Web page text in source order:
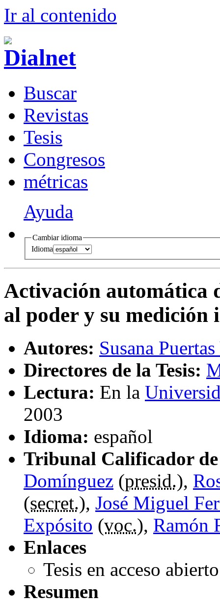
Ir al contenido
Buscar
Revistas
Tesis
Congresos
métricas
Ayuda
Cambiar idioma
Idioma
Activación automática
al poder y su
Autores: Susana
Directores de la Tesis:
Lectura: En la
2003
Idioma: español
Tribunal Calificador de
Domínguez (presid.),
(secret.), José Miguel
Expósito (voc.), Ramón
Enlaces
Tesis en acceso
Resumen